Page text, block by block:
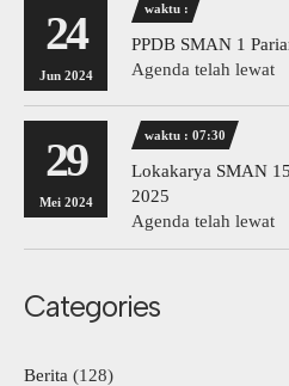
24
Jun 2024
waktu :
PPDB SMAN 1
Agenda telah lewat
29
Mei 2024
waktu : 07:30
Lokakarya SMAN
2025
Agenda telah lewat
Categories
Berita (128)